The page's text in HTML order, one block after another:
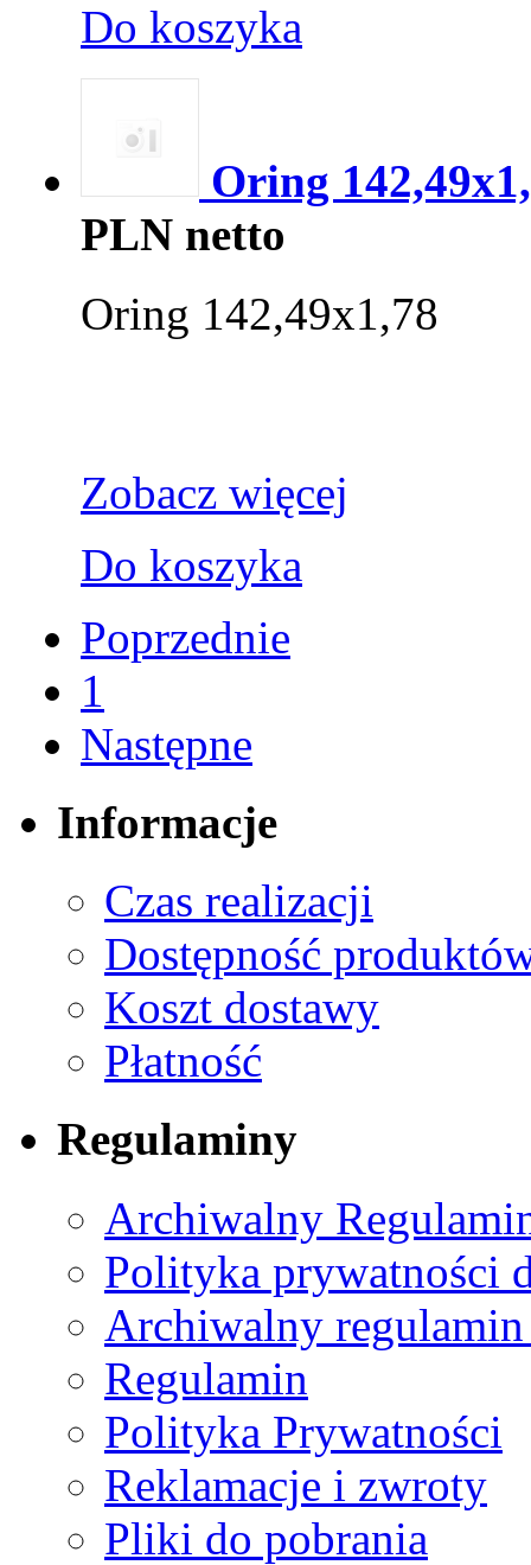
Do koszyka
Oring
PLN netto
Oring 142,49x1,78
Zobacz więcej
Do koszyka
Poprzednie
1
Następne
Informacje
Czas realizacji
Dostępność
Koszt dostawy
Płatność
Regulaminy
Archiwalny
Polityka prywatności
Archiwalny
Regulamin
Polityka Prywatności
Reklamacje i zwroty
Pliki do pobrania